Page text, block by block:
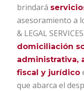
brindará
asesoramiento a
& LEGAL
domiciliación
administrativa,
fiscal y jurídico
que abarca el